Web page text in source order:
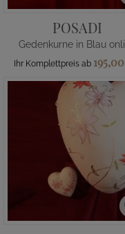
POSADI
Gedenkurne in Blau
Ihr Komplettpreis ab